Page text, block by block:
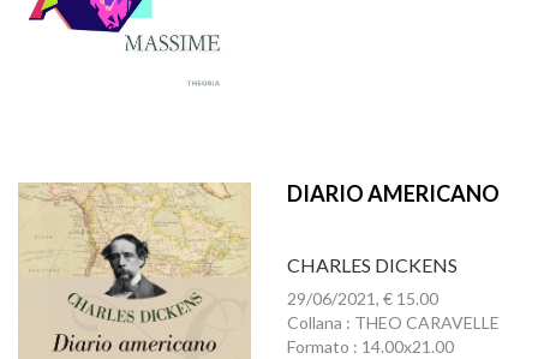
DIARIO AMERICANO
CHARLES DICKENS
29/06/2021, € 15.00
Collana : THEO CARAVELLE
Formato : 14.00x21.00